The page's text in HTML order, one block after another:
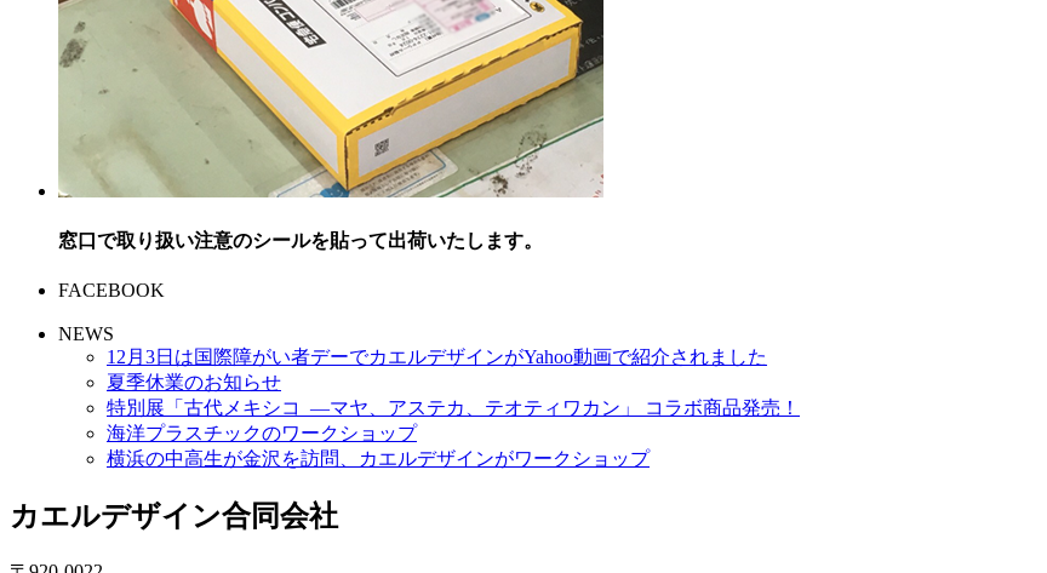
窓口で取り扱い注意のシールを貼って出荷いたします。
FACEBOOK
NEWS
12月3日は国際障がい者デーでカエルデザインがYahoo動画で紹介されました
夏季休業のお知らせ
特別展「古代メキシコ ―マヤ、アステカ、テオティワカン」 コラボ商品発売！
海洋プラスチックのワークショップ
横浜の中高生が金沢を訪問、カエルデザインがワークショップ
カエルデザイン合同会社